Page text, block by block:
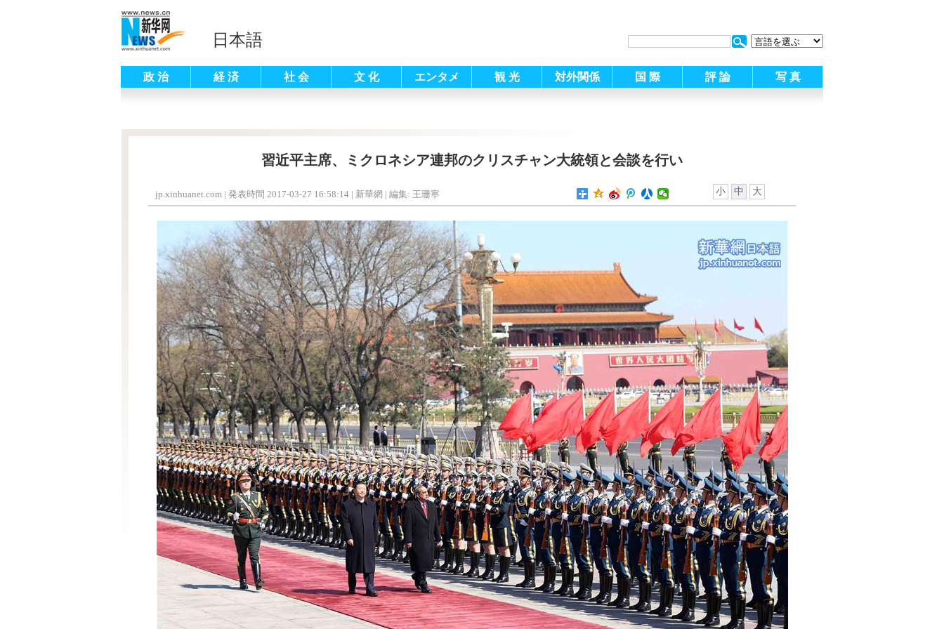
日本語
政 治 経 済 社 会 文 化 エンタメ 観 光 対外関係 国 際 評 論 写 真
習近平主席、ミクロネシア連邦のクリスチャン大統領と会談を行い
jp.xinhuanet.com | 発表時間 2017-03-27 16:58:14 | 新華網 | 編集: 王珊寧 小 中 大